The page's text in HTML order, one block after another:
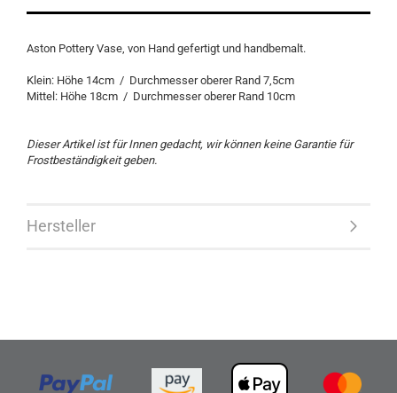
Aston Pottery Vase, von Hand gefertigt und handbemalt.
Klein: Höhe 14cm / Durchmesser oberer Rand 7,5cm
Mittel: Höhe 18cm / Durchmesser oberer Rand 10cm
Dieser Artikel ist für Innen gedacht, wir können keine Garantie für
Frostbeständigkeit geben.
Hersteller